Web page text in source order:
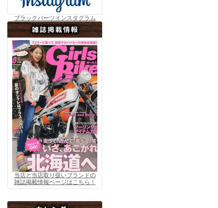
ブラックバーツインスタグラム
当店と当店取り扱いブランドの
雑誌掲載情報ページはこちら！